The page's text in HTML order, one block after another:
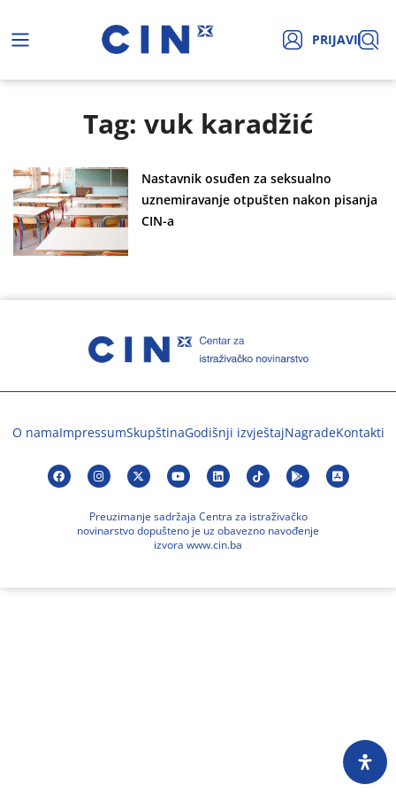
PRIJAVI
Tag: vuk karadžić
Nastavnik osuđen za seksualno
uznemiravanje otpušten nakon pisanja
CIN-a
O namaImpressumSkupštinaGodišnji izvještajNagradeKontakti
Preuzimanje sadržaja Centra za istraživačko
novinarstvo dopušteno je uz obavezno navođenje
izvora www.cin.ba